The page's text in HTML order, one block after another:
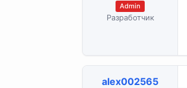
Admin
Разработчик
alex002565